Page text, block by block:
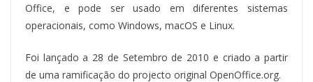
Office, e pode ser usado em diferentes sistemas
operacionais, como Windows, macOS e Linux.
Foi lançado a 28 de Setembro de 2010 e criado a partir
de uma ramificação do projecto original OpenOffice.org.